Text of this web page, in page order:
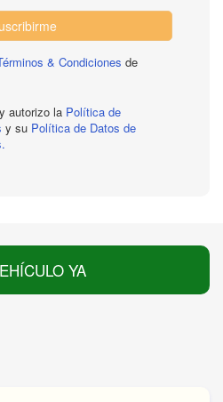
& Condiciones de
autorizo la Política de
y su Política de Datos de
YA